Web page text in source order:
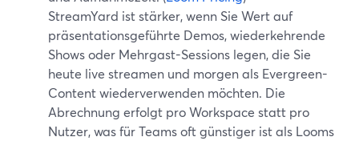
StreamYard ist stärker, wenn Sie Wert auf
präsentationsgeführte Demos, wiederkehrende
Shows oder Mehrgast-Sessions legen, die Sie
heute live streamen und morgen als Evergreen-
Content wiederverwenden möchten. Die
Abrechnung erfolgt pro Workspace statt pro
Nutzer, was für Teams oft günstiger ist als Looms